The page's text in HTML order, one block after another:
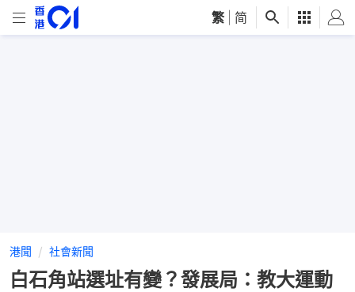
繁 简
港聞 社會新聞
白石角站選址有變？發展局：教大運動